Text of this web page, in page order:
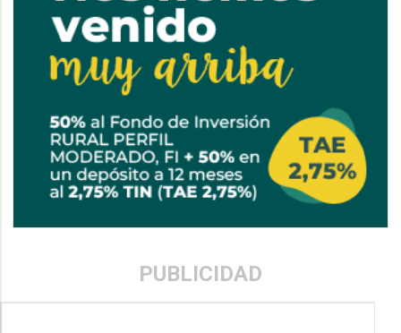
PUBLICIDAD